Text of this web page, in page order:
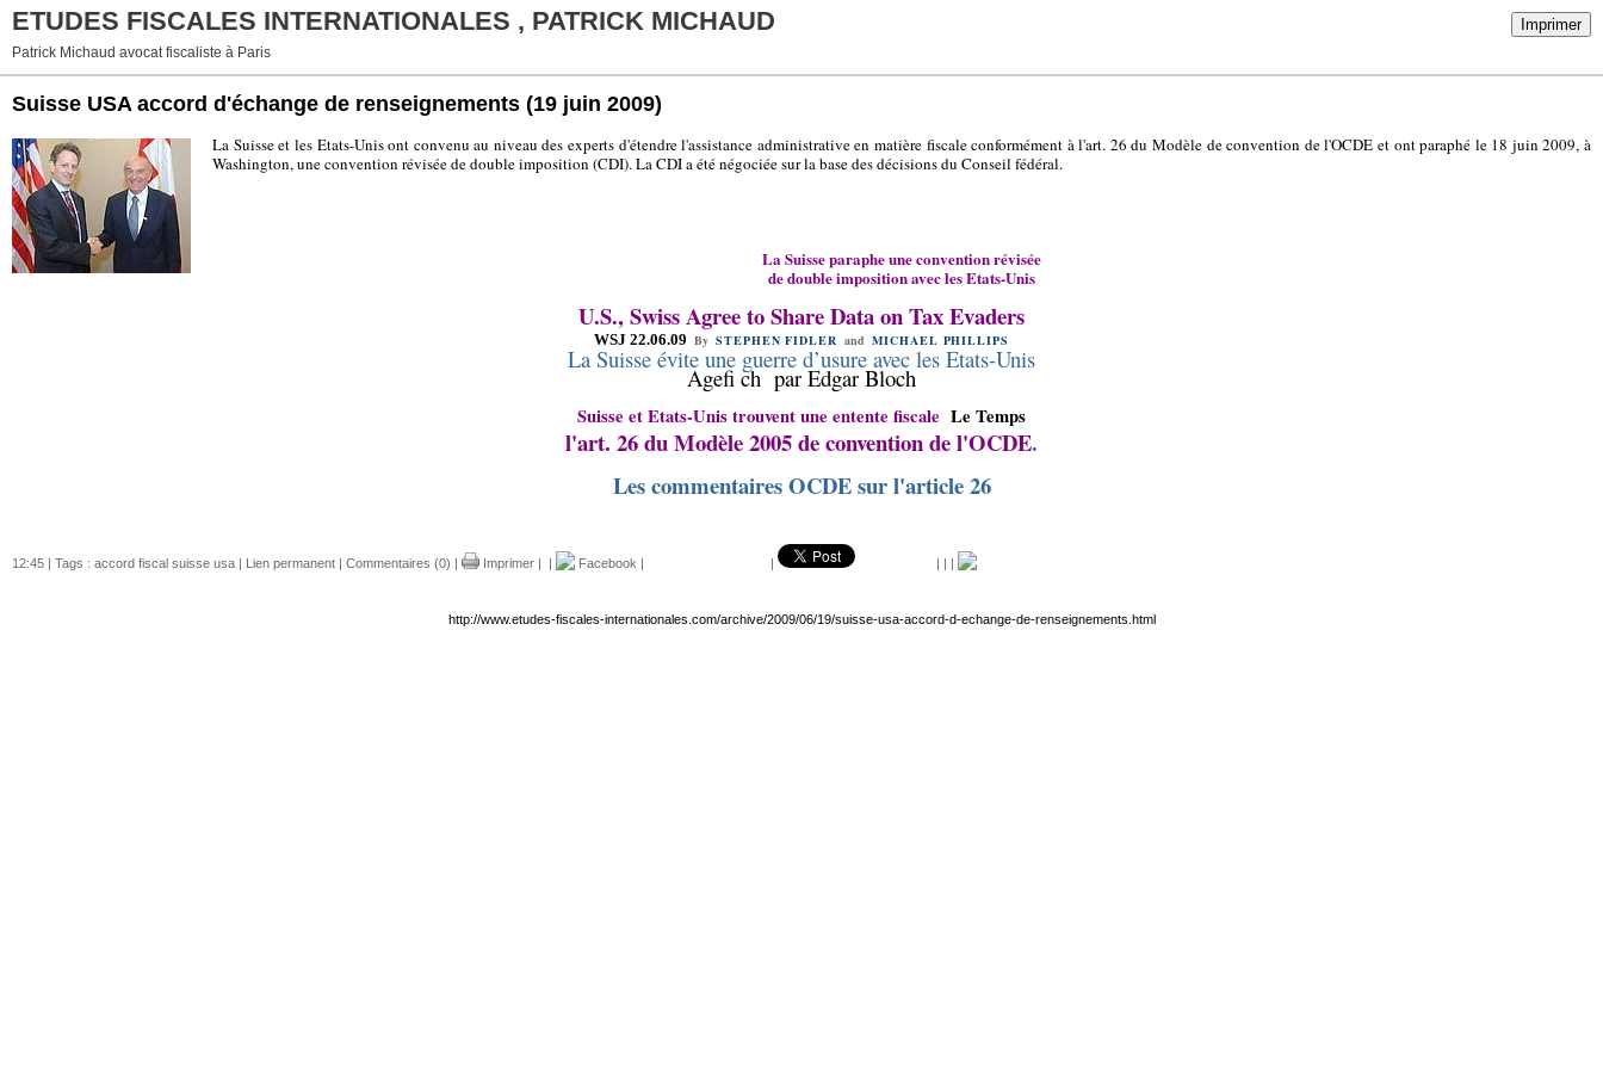
Imprimer
ETUDES FISCALES INTERNATIONALES , PATRICK MICHAUD
Patrick Michaud avocat fiscaliste à Paris
Suisse USA accord d'échange de renseignements (19 juin 2009)
La Suisse et les Etats-Unis ont convenu au niveau des experts d'étendre l'assistance administrative en matière fiscale conformément à l'art. 26 du Modèle de convention de l'OCDE et ont paraphé le 18 juin 2009, à
Washington, une convention révisée de double imposition (CDI). La CDI a été négociée sur la base des décisions du Conseil fédéral.
La Suisse paraphe une convention révisée
de double imposition avec les Etats-Unis
U.S., Swiss Agree to Share Data on Tax Evaders
WSJ 22.06.09 By STEPHEN FIDLER and MICHAEL PHILLIPS
La Suisse évite une guerre d’usure avec les Etats-Unis
Agefi ch par Edgar Bloch
Suisse et Etats-Unis trouvent une entente fiscale Le Temps
l'art. 26 du Modèle 2005 de convention de l'OCDE.
Les commentaires OCDE sur l'article 26
12:45 | Tags : accord fiscal suisse usa | Lien permanent | Commentaires (0) | Imprimer | | Facebook | | | | |
http://www.etudes-fiscales-internationales.com/archive/2009/06/19/suisse-usa-accord-d-echange-de-renseignements.html